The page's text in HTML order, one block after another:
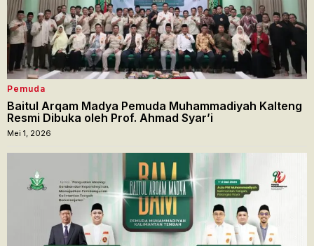
Pemuda
Baitul Arqam Madya Pemuda Muhammadiyah Kalteng
Resmi Dibuka oleh Prof. Ahmad Syar’i
Mei 1, 2026